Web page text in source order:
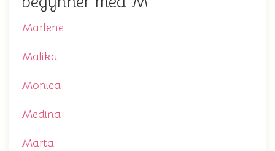
Marlene
Malika
Monica
Medina
Marta